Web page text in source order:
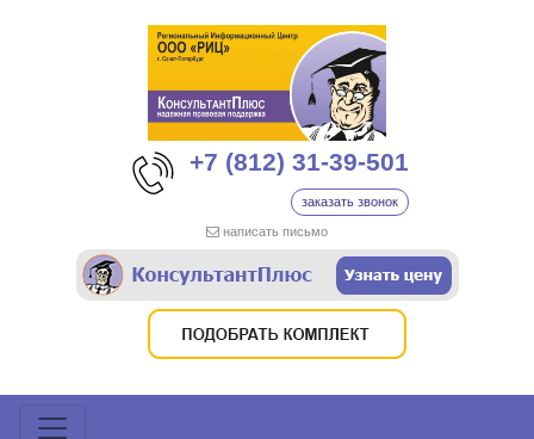
+7 (812) 31-39-501
заказать звонок
написать письмо